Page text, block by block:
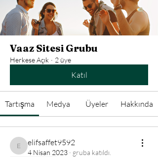
Vaaz Sitesi Grubu
Herkese Açık · 2 üye
Katıl
Tartışma Medya Üyeler Hakkında
elifsaffet9592
elifsaffet9592
4 Nisan 2023 · gruba katıldı.